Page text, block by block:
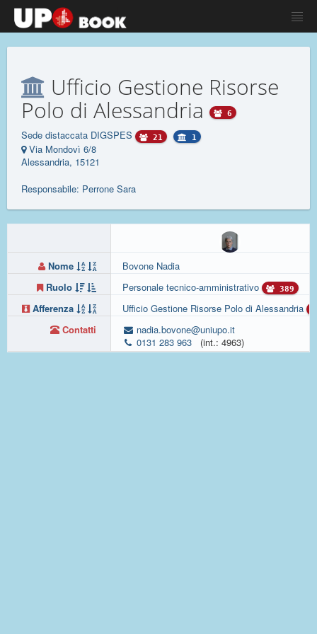
Ufficio Gestione Risorse
Polo di Alessandria
6
Sede distaccata DIGSPES 21 1
Via Mondovì 6/8
Alessandria, 15121
Responsabile: Perrone Sara
Nome
Ruolo
Afferenza
Contatti
Bovone Nadia
Personale tecnico-amministrativo
389
Ufficio Gestione Risorse Polo di Alessandria
nadia.bovone@uniupo.it
0131 283 963
(int.: 4963)